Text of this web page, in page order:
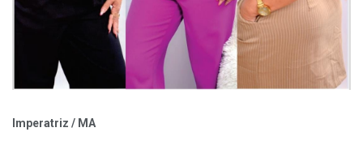
Imperatriz / MA